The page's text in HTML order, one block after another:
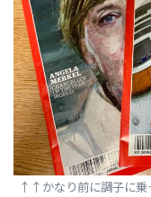
↑ ↑かなり前に調子に乗